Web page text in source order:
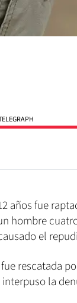
años fue
hombre
el
rescatada
interpuso la